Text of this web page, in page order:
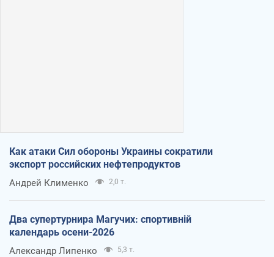
Как атаки Сил обороны Украины сократили
экспорт российских нефтепродуктов
Андрей Клименко 2,0 т.
Два супертурнира Магучих: спортивній
календарь осени-2026
Александр Липенко 5,3 т.